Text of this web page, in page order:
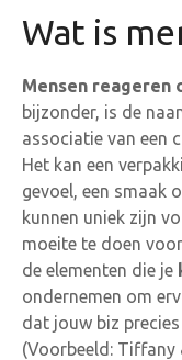
Wat is
Mensen reageren
bijzonder, is de
associatie van een
Het kan een
gevoel, een smaak
kunnen uniek zijn
moeite te doen
de elementen die je
ondernemen om
dat jouw biz
(Voorbeeld: Tiffany